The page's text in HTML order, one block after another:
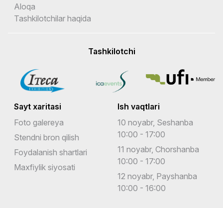
Aloqa
Tashkilotchilar haqida
Tashkilotchi
Sayt xaritasi
Foto galereya
Stendni bron qilish
Foydalanish shartlari
Maxfiylik siyosati
Ish vaqtlari
10 noyabr, Seshanba
10:00 - 17:00
11 noyabr, Chorshanba
10:00 - 17:00
12 noyabr, Payshanba
10:00 - 16:00